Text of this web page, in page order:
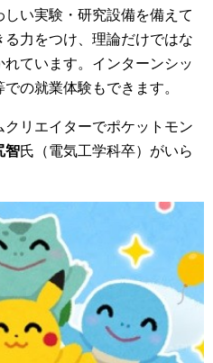
い実験・研究設備を備えて
力をつけ、理論だけではな
ています。インターンシッ
の就業体験もできます。
リエイターでポケットモン
智氏（電気工学科卒）がいら